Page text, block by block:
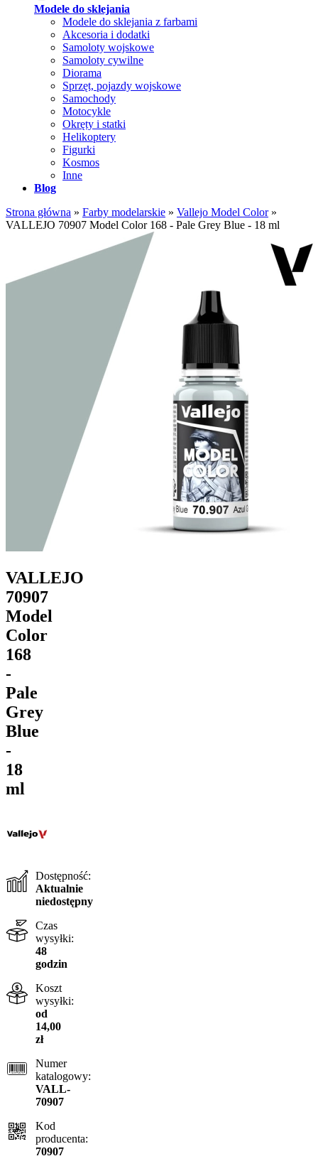
Modele do sklejania
Modele do sklejania z farbami
Akcesoria i dodatki
Samoloty wojskowe
Samoloty cywilne
Diorama
Sprzęt, pojazdy wojskowe
Samochody
Motocykle
Okręty i statki
Helikoptery
Figurki
Kosmos
Inne
Blog
Strona główna » Farby modelarskie » Vallejo Model Color»
VALLEJO 70907 Model Color 168 - Pale Grey Blue - 18 ml
VALLEJO
70907
Model
Color
168
-
Pale
Grey
Blue
-
18
ml
Dostępność:
Aktualnie
niedostępny
Czas
wysyłki:
48
godzin
Koszt
wysyłki:
od
14,00
zł
Numer
katalogowy:
VALL-
70907
Kod
producenta:
70907